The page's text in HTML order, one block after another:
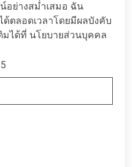
อย่างสม่ำเสมอ ฉัน
ตลอดเวลาโดยมีผลบังคับ
มได้ที่ นโยบายส่วนบุคคล